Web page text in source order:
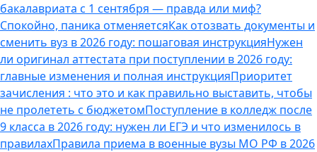
бакалавриата с 1 сентября — правда или миф?
Спокойно, паника отменяетсяКак отозвать документы и
сменить вуз в 2026 году: пошаговая инструкцияНужен
ли оригинал аттестата при поступлении в 2026 году:
главные изменения и полная инструкцияПриоритет
зачисления : что это и как правильно выставить, чтобы
не пролететь с бюджетомПоступление в колледж после
9 класса в 2026 году: нужен ли ЕГЭ и что изменилось в
правилахПравила приема в военные вузы МО РФ в 2026